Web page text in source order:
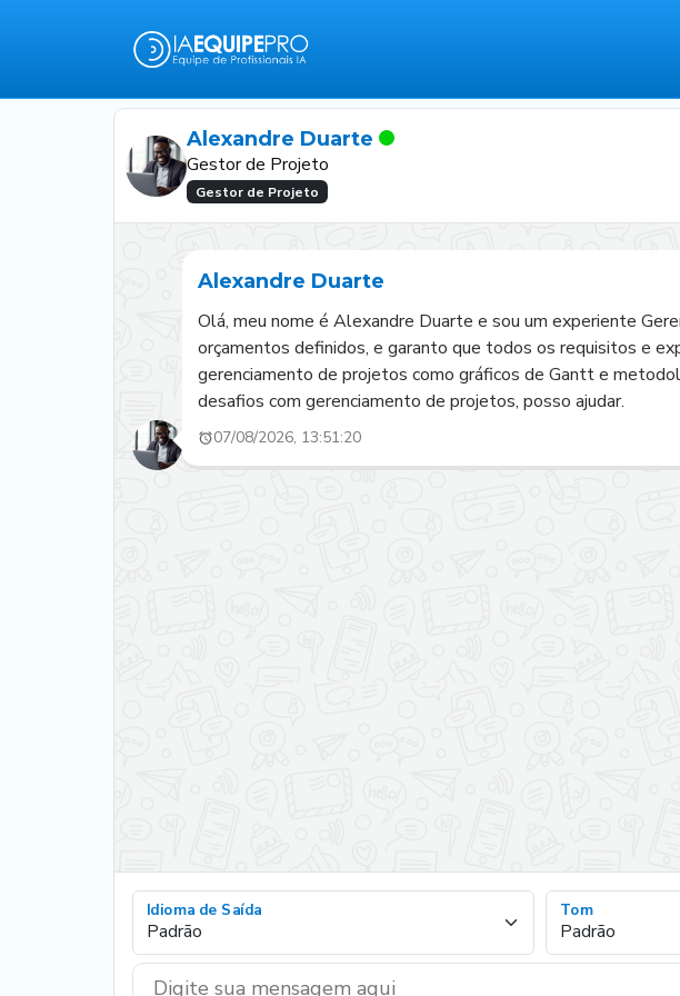
Alexandre Duarte
Gestor de Projeto
Gestor de Projeto
Alexandre Duarte
Olá, meu nome é Alexandre Duarte e sou um experiente
orçamentos definidos, e garanto que todos os requisitos e
gerenciamento de projetos como gráficos de Gantt e
desafios com gerenciamento de projetos, posso ajudar.
07/08/2026, 13:51:20
Idioma de Saída Tom